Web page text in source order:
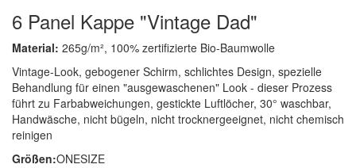
6 Panel Kappe "Vintage Dad"
Material: 265g/m², 100% zertifizierte Bio-Baumwolle
Vintage-Look, gebogener Schirm, schlichtes Design, spezielle
Behandlung für einen "ausgewaschenen" Look - dieser Prozess
führt zu Farbabweichungen, gestickte Luftlöcher, 30° waschbar,
Handwäsche, nicht bügeln, nicht trocknergeeignet, nicht chemisch
reinigen
Größen:ONESIZE